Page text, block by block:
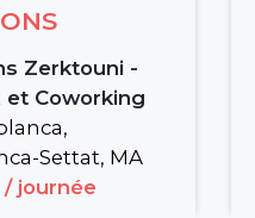
Zerktouni -
et Coworking
Settat, MA
/ journée